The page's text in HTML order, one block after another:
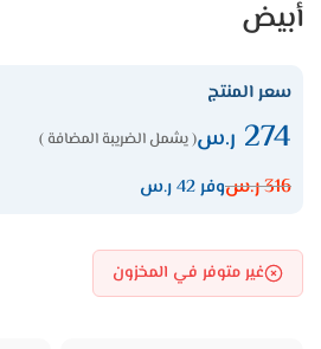
أبيض
سعر المنتج
274 ر.س( يشمل الضريبة المضافة )
316ر.سوفر 42 ر.س
غير متوفر في المخزون